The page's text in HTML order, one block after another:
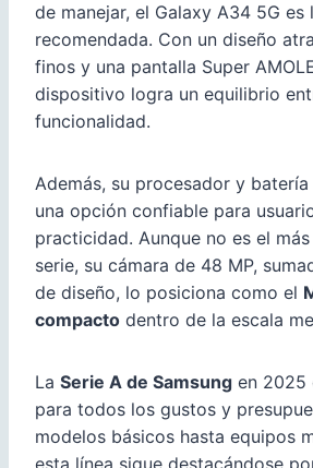
de manejar, el Galaxy A34 5G es
recomendada. Con un diseño
finos y una pantalla Super
dispositivo logra un equilibrio
funcionalidad.
Además, su procesador y
una opción confiable para
practicidad. Aunque no es el
serie, su cámara de 48 MP,
de diseño, lo posiciona como el
compacto dentro de la escala
La Serie A de Samsung en 2025
para todos los gustos y
modelos básicos hasta equipos